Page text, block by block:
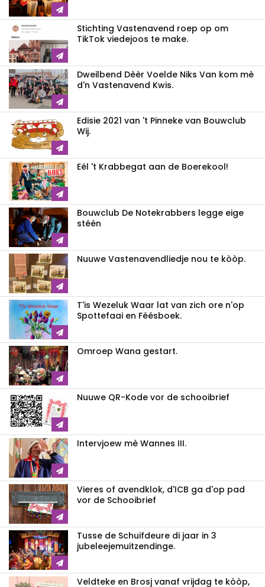
Stichting Vastenavend roep op om
TikTok viedejoos te make.
Dweilbend Dèèr Voelde Niks Van kom mè
d'n Vastenavend Kwis.
Edisie 2021 van 't Pinneke van Bouwclub
Wij.
Eél 't Krabbegat aan de Boerekool!
Bouwclub De Notekrabbers legge eige
stéén
Nuuwe Vastenavendliedje nou te kòòp.
T'is Wezeluk Waar lat van zich ore n'op
Spottefaai en Féésboek.
Omroep Wana gestart.
Nuuwe QR-Kode vor de schooibrief
Intervjoew mè Wannes III.
Vieres of avendklok, d'ICB ga d'op pad
vor de Schooibrief
Tusse de Schuifdeure di jaar in 3
jubeleejemuitzendinge.
Veldteke en Brosj vanaf vrijdag te kòòp,